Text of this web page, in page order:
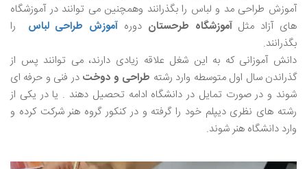
آموزش طراحی مد و لباس را بگذرانند وهمچنین می توانند در آموزشگاه
های آزاد مثلآموزشگاه طرحستان دوره آموزش طراحی لباس
را
بگذرانند.
دانش آموزانی که به این شغل علاقه زیادی دارند، می توانند پس از
گذراندن سال اول متوسطه وارد رشته طراحی و دوخت در فنی و حرفه ای
شوند و در صورت تمایل در دانشگاه ادامه تحصیل دهند . یا در یکی از
رشته های نظری دیپلم خود را گرفته و در کنکور گروه هنر شرکت کرده و
وارد دانشگاه هنر شوند.